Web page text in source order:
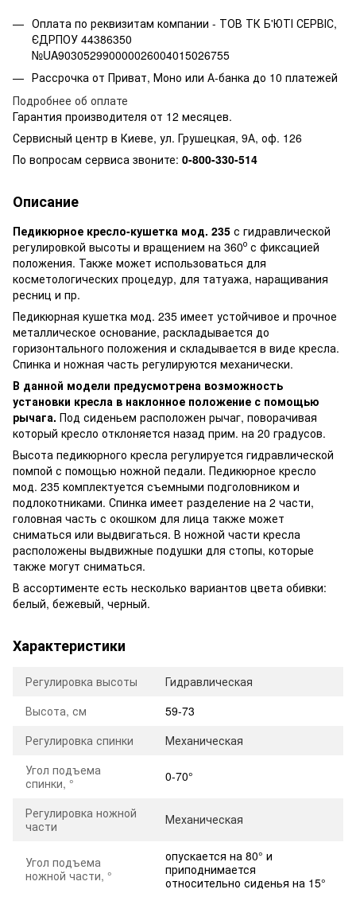
Оплата по реквизитам компании - ТОВ ТК Б'ЮТІ СЕРВІС,
ЄДРПОУ 44386350
№UA903052990000026004015026755
Рассрочка от Приват, Моно или А-банка до 10 платежей
Подробнее об оплате
Гарантия производителя от 12 месяцев.
Сервисный центр в Киеве, ул. Грушецкая, 9А, оф. 126
По вопросам сервиса звоните: 0-800-330-514
Описание
Педикюрное кресло-кушетка мод. 235 с гидравлической
регулировкой высоты и вращением на 360о с фиксацией
положения. Также может использоваться для
косметологических процедур, для татуажа, наращивания
ресниц и пр.
Педикюрная кушетка мод. 235 имеет устойчивое и прочное
металлическое основание, раскладывается до
горизонтального положения и складывается в виде кресла.
Спинка и ножная часть регулируются механически.
В данной модели предусмотрена возможность
установки кресла в наклонное положение с помощью
рычага. Под сиденьем расположен рычаг, поворачивая
который кресло отклоняется назад прим. на 20 градусов.
Высота педикюрного кресла регулируется гидравлической
помпой с помощью ножной педали. Педикюрное кресло
мод. 235 комплектуется съемными подголовником и
подлокотниками. Спинка имеет разделение на 2 части,
головная часть с окошком для лица также может
сниматься или выдвигаться. В ножной части кресла
расположены выдвижные подушки для стопы, которые
также могут сниматься.
В ассортименте есть несколько вариантов цвета обивки:
белый, бежевый, черный.
Характеристики
Регулировка высоты
Гидравлическая
Высота, см
59-73
Регулировка спинки
Механическая
Угол подъема
спинки, °
0-70°
Регулировка ножной
части
Механическая
Угол подъема
ножной части, °
опускается на 80° и
приподнимается
относительно сиденья на 15°